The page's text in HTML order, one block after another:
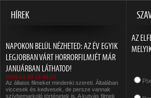
HÍREK
NAPOKON BELÜL NÉZHETED: AZ ÉV EGYIK
LEGJOBBAN VÁRT HORRORFILMJÉT MÁR
JANUÁRBAN LÁTHATOD!
2026-01-20 12:45:27
Az állatos filmeket mindenki szereti. Általában
viccesek és kedvesek, de persze vannak
szívbemarkoló történetek is. A kutyás filmek
AZ